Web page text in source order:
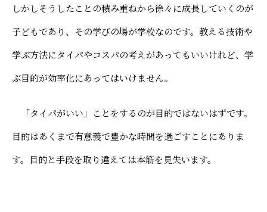
しかしそうしたことの積み重ねから徐々に成長していくのが
子どもであり、その学びの場が学校なのです。教える技術や
学ぶ方法にタイパやコスパの考えがあってもいいけれど、学
ぶ目的が効率化にあってはいけません。
「タイパがいい」ことをするのが目的ではないはずです。
目的はあくまで有意義で豊かな時間を過ごすことにありま
す。目的と手段を取り違えては本筋を見失います。